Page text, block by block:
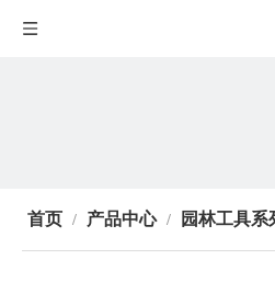
首页 / 产品中心 / 园林工具系